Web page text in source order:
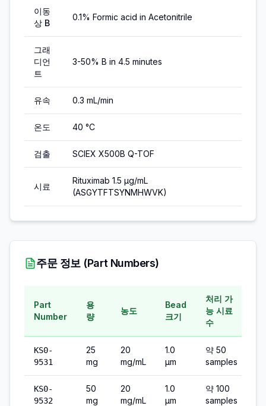
이동
상 B
0.1% Formic acid in Acetonitrile
그래
디언
트
3-50% B in 4.5 minutes
유속 0.3 mL/min
온도 40 °C
검출 SCIEX X500B Q-TOF
시료
Rituximab 1.5 µg/mL
(ASGYTFTSYNMHWVK)
주문 정보 (Part Numbers)
Part
Number
용
량
농도
Bead
크기
처리 가
능 시료
수
KS0-
9531
25
mg
20
mg/mL
1.0
µm
약 50
samples
KS0-
9532
50
mg
20
mg/mL
1.0
µm
약 100
samples